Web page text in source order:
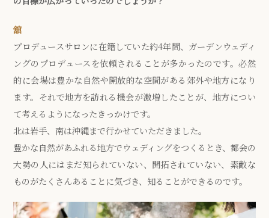
舘
プロデュースサロンに在籍していた約4年間、ガーデンウェディ
ングのプロデュースを依頼されることが多かったのです。必然
的に会場は豊かな自然や開放的な空間がある郊外や地方になり
ます。それで地方を訪れる機会が激増したことが、地方につい
て考えるようになったきっかけです。
北は岩手、南は沖縄まで行かせていただきました。
豊かな自然があふれる地方でウェディングをつくるとき、都会の
大勢の人にはまだ知られていない、開拓されていない、素敵な
ものがたくさんあることに気づき、知ることができるのです。